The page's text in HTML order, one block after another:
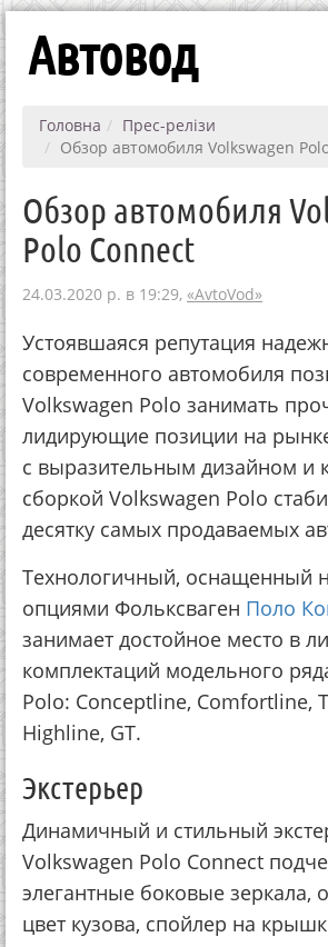
Автовод
Головна
Прес-релізи
Обзор автомобиля Volkswagen
Обзор автомобиля
Polo Connect
24.03.2020 р. в 19:29, «AvtoVod»
Устоявшаяся репутация
современного автомобиля
Volkswagen Polo занимать
лидирующие позиции на
с выразительным дизайном и
сборкой Volkswagen Polo
десятку самых продаваемых
Технологичный, оснащенный
опциями Фольксваген Поло
занимает достойное место в
комплектаций модельного
Polo: Conceptline, Comfortline,
Highline, GT.
Экстерьер
Динамичный и стильный
Volkswagen Polo Connect
элегантные боковые зеркала,
цвет кузова, спойлер на